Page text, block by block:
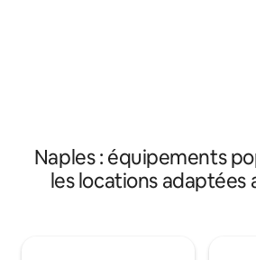
climatisation, chauffage, télévision et
une cuisine partagée pour un confort
Naples : équipements
les locations adaptées